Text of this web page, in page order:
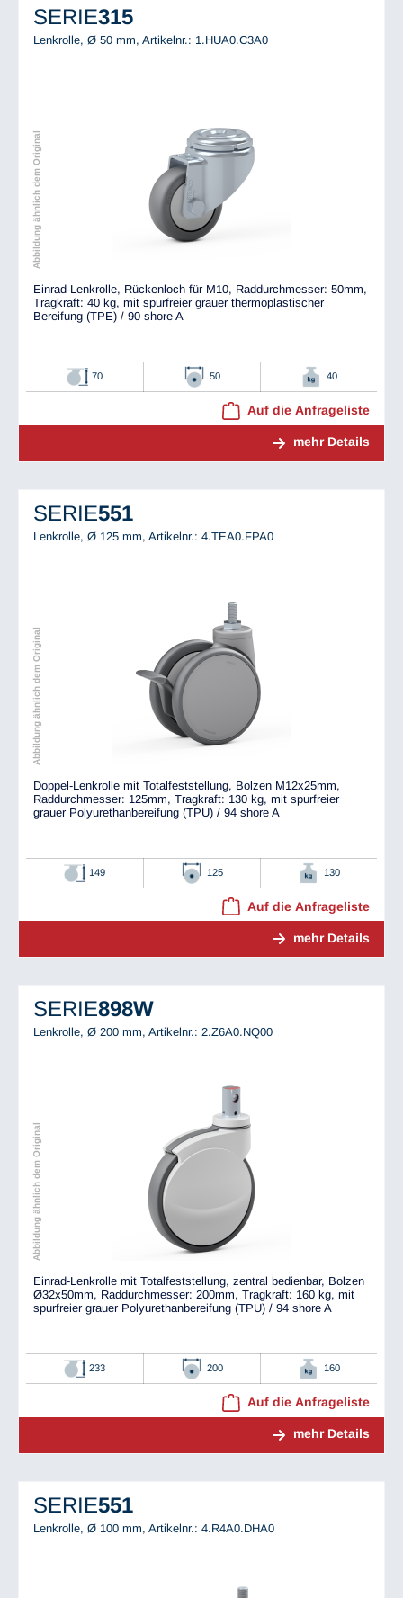
SERIE315
Lenkrolle, Ø 50 mm, Artikelnr.: 1.HUA0.C3A0
Abbildung ähnlich dem Original
Einrad-Lenkrolle, Rückenloch für M10, Raddurchmesser: 50mm,
Tragkraft: 40 kg, mit spurfreier grauer thermoplastischer
Bereifung (TPE) / 90 shore A
70 50 40
Auf die Anfrageliste
mehr Details
SERIE551
Lenkrolle, Ø 125 mm, Artikelnr.: 4.TEA0.FPA0
Abbildung ähnlich dem Original
Doppel-Lenkrolle mit Totalfeststellung, Bolzen M12x25mm,
Raddurchmesser: 125mm, Tragkraft: 130 kg, mit spurfreier
grauer Polyurethanbereifung (TPU) / 94 shore A
149 125 130
Auf die Anfrageliste
mehr Details
SERIE898W
Lenkrolle, Ø 200 mm, Artikelnr.: 2.Z6A0.NQ00
Abbildung ähnlich dem Original
Einrad-Lenkrolle mit Totalfeststellung, zentral bedienbar, Bolzen
Ø32x50mm, Raddurchmesser: 200mm, Tragkraft: 160 kg, mit
spurfreier grauer Polyurethanbereifung (TPU) / 94 shore A
233 200 160
Auf die Anfrageliste
mehr Details
SERIE551
Lenkrolle, Ø 100 mm, Artikelnr.: 4.R4A0.DHA0